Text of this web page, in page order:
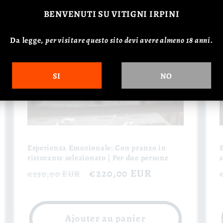
Esperienza Emozionale: Con pranzo in
ristorante selezionato | Per due persone
Prix
€250,00 EUR
Prix
€220,00 EUR
Ajouter au panier
BENVENUTI SU VITIGNI IRPINI
Da legge,per visitare questo sito devi avere almeno 18 anni.
SI NO